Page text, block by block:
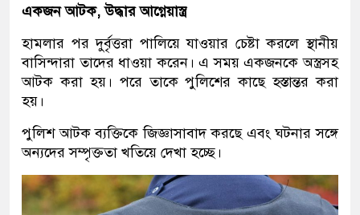
একজন আটক, উদ্ধার আগ্নেয়াস্ত্র
হামলার পর দুর্বৃত্তরা পালিয়ে যাওয়ার চেষ্টা করলে স্থানীয়
বাসিন্দারা তাদের ধাওয়া করেন। এ সময় একজনকে অস্ত্রসহ
আটক করা হয়। পরে তাকে পুলিশের কাছে হস্তান্তর করা
হয়।
পুলিশ আটক ব্যক্তিকে জিজ্ঞাসাবাদ করছে এবং ঘটনার সঙ্গে
অন্যদের সম্পৃক্ততা খতিয়ে দেখা হচ্ছে।